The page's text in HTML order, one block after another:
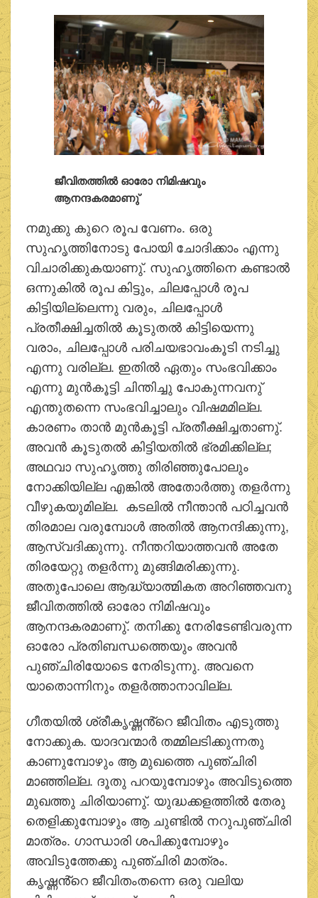
ജീവിതത്തില്‍ ഓരോ നിമിഷവും
ആനന്ദകരമാണു്
നമുക്കു കുറെ രൂപ വേണം. ഒരു
സുഹൃത്തിനോടു പോയി ചോദിക്കാം എന്നു
വിചാരിക്കുകയാണു്. സുഹൃത്തിനെ കണ്ടാല്‍
ഒന്നുകില്‍ രൂപ കിട്ടും, ചിലപ്പോള്‍ രൂപ
കിട്ടിയില്ലെന്നു വരും, ചിലപ്പോള്‍
പ്രതീക്ഷിച്ചതില്‍ കൂടുതല്‍ കിട്ടിയെന്നു
വരാം, ചിലപ്പോള്‍ പരിചയഭാവംകൂടി നടിച്ചു
എന്നു വരില്ല. ഇതില്‍ ഏതും സംഭവിക്കാം
എന്നു മുന്‍കൂട്ടി ചിന്തിച്ചു പോകുന്നവനു്
എന്തുതന്നെ സംഭവിച്ചാലും വിഷമമില്ല.
കാരണം താന്‍ മുന്‍കൂട്ടി പ്രതീക്ഷിച്ചതാണു്.
അവന്‍ കൂടുതല്‍ കിട്ടിയതില്‍ ഭ്രമിക്കില്ല;
അഥവാ സുഹൃത്തു തിരിഞ്ഞുപോലും
നോക്കിയില്ല എങ്കില്‍ അതോര്‍ത്തു തളര്‍ന്നു
വീഴുകയുമില്ല. കടലില്‍ നീന്താന്‍ പഠിച്ചവന്‍
തിരമാല വരുമ്പോള്‍ അതില്‍ ആനന്ദിക്കുന്നു,
ആസ്വദിക്കുന്നു. നീന്തറിയാത്തവന്‍ അതേ
തിരയേറ്റു തളര്‍ന്നു മുങ്ങിമരിക്കുന്നു.
അതുപോലെ ആദ്ധ്യാത്മികത അറിഞ്ഞവനു
ജീവിതത്തില്‍ ഓരോ നിമിഷവും
ആനന്ദകരമാണു്. തനിക്കു നേരിടേണ്ടിവരുന്ന
ഓരോ പ്രതിബന്ധത്തെയും അവന്‍
പുഞ്ചിരിയോടെ നേരിടുന്നു. അവനെ
യാതൊന്നിനും തളര്‍ത്താനാവില്ല.
ഗീതയില്‍ ശ്രീകൃഷ്ണൻ്റെ ജീവിതം എടുത്തു
നോക്കുക. യാദവന്മാര്‍ തമ്മിലടിക്കുന്നതു
കാണുമ്പോഴും ആ മുഖത്തെ പുഞ്ചിരി
മാഞ്ഞില്ല. ദൂതു പറയുമ്പോഴും അവിടുത്തെ
മുഖത്തു ചിരിയാണു്. യുദ്ധക്കളത്തില്‍ തേരു
തെളിക്കുമ്പോഴും ആ ചുണ്ടില്‍ നറുപുഞ്ചിരി
മാത്രം. ഗാന്ധാരി ശപിക്കുമ്പോഴും
അവിടുത്തേക്കു പുഞ്ചിരി മാത്രം.
കൃഷ്ണൻ്റെ ജീവിതംതന്നെ ഒരു വലിയ